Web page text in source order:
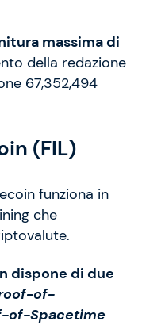
massima di
della redazione
67,352,494
(FIL)
funziona in
che
dispone di due
of-
of-Spacetime